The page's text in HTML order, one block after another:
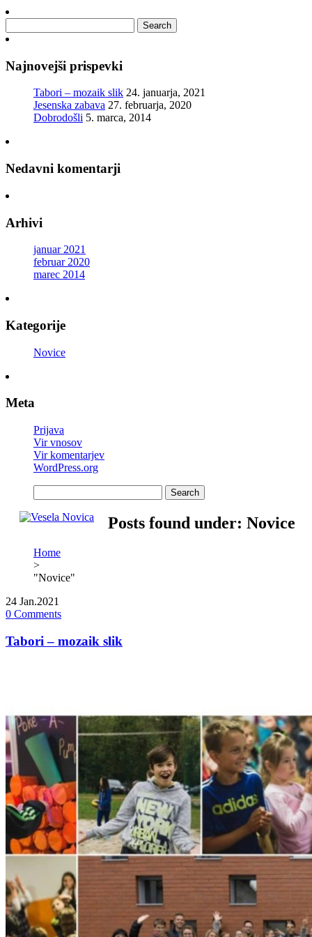
Najnovejši prispevki
Tabori – mozaik slik 24. januarja, 2021
Jesenska zabava 27. februarja, 2020
Dobrodošli 5. marca, 2014
Nedavni komentarji
Arhivi
januar 2021
februar 2020
marec 2014
Kategorije
Novice
Meta
Prijava
Vir vnosov
Vir komentarjev
WordPress.org
Posts found under: Novice
Home
>
"Novice"
24 Jan.2021
0 Comments
Tabori – mozaik slik